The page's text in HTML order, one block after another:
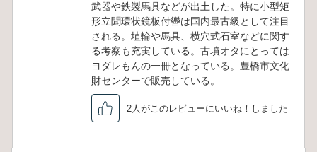
武器や鉄製馬具などが出土した。特に小型矩
形立聞環状鏡板付轡は国内最古級として注目
される。埴輪や馬具、横穴式石室などに関す
る考察も充実している。古墳オタにとっては
ヨダレもんの一冊となっている。豊橋市文化
財センターで販売している。
2人がこのレビューにいいね！しました